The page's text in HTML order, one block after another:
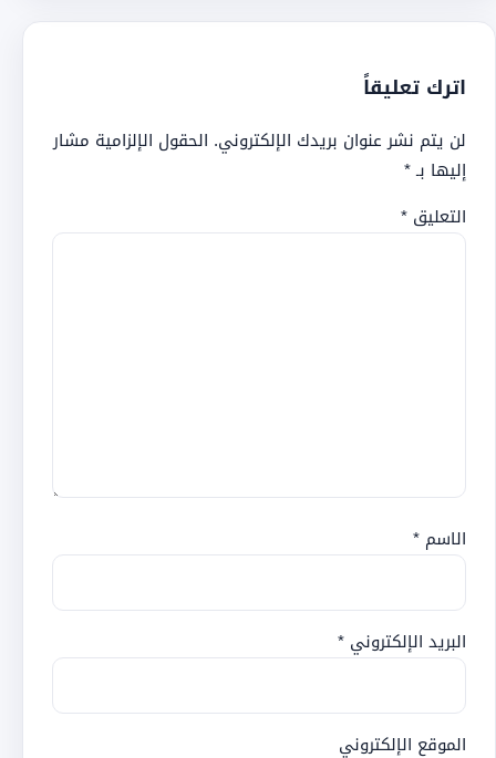
اترك تعليقاً
لن يتم نشر عنوان بريدك الإلكتروني. الحقول الإلزامية مشار
إليها بـ*
التعليق *
الاسم *
البريد الإلكتروني *
الموقع الإلكتروني